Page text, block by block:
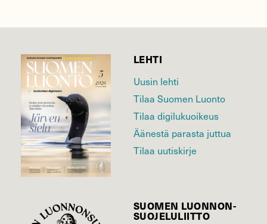
LEHTI
Uusin lehti
Tilaa Suomen Luonto
Tilaa digilukuoikeus
Äänestä parasta juttua
Tilaa uutiskirje
SUOMEN LUONNON­
SUOJELU­LIITTO